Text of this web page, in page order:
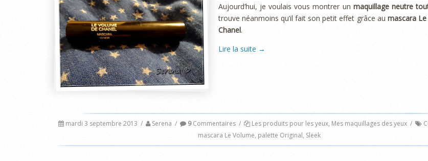
Aujourd’hui, je voulais vous montrer un maquillage neutre
trouve néanmoins qu’il fait son petit effet grâce au mascara
Chanel.
Lire la suite →
mardi 3 septembre 2013 / Serena / 9Commentaires / Les produits pour les yeux, Mes maquillages des yeux /
mascara Le Volume, palette Original, Sleek